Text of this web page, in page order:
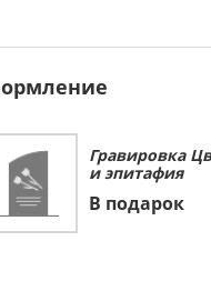
Гравировка
и эпитафия
В подарок